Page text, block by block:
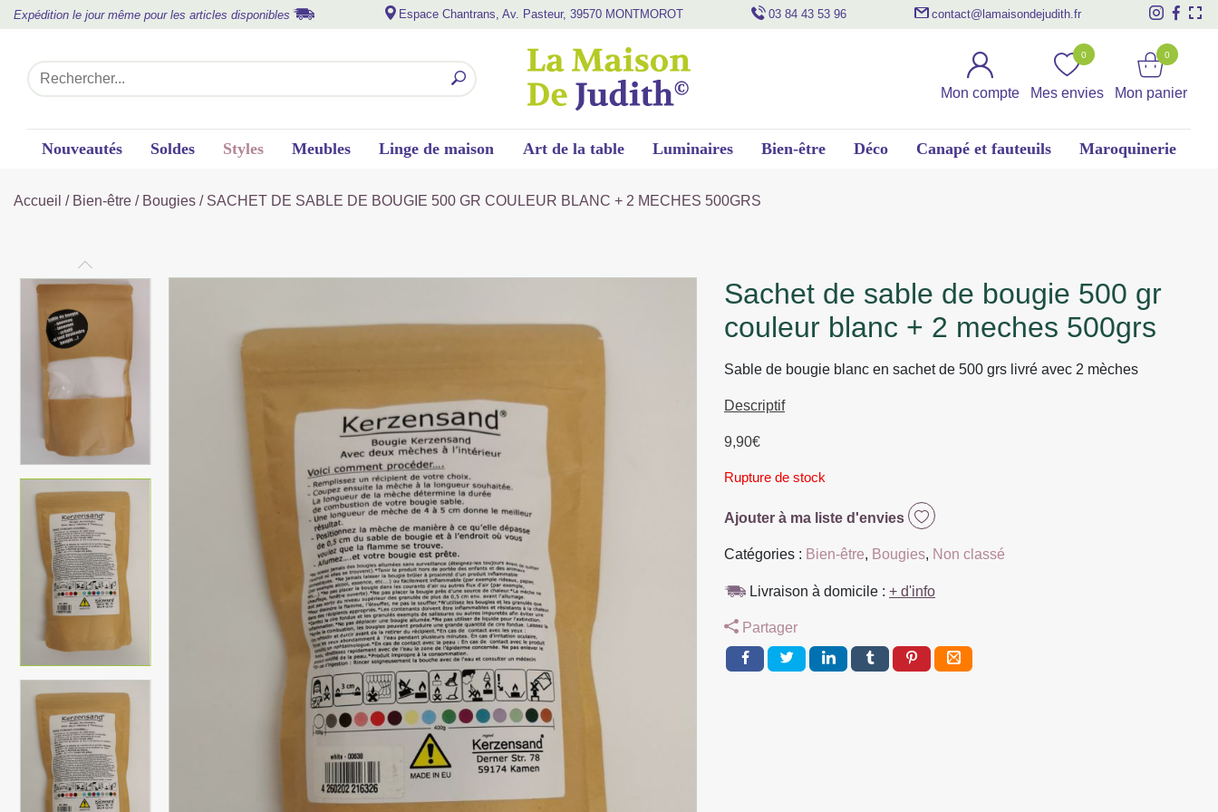
Expédition le jour même pour les articles disponibles Espace Chantrans, Av. Pasteur, 39570 MONTMOROT 03 84 43 53 96 contact@lamaisondejudith.fr
Mon compte Mes envies
0
Mon panier
0
Nouveautés Soldes Styles Meubles Linge de maison Art de la table Luminaires Bien-être Déco Canapé et fauteuils Maroquinerie
Accueil / Bien-être / Bougies / SACHET DE SABLE DE BOUGIE 500 GR COULEUR BLANC + 2 MECHES 500GRS
sachet de sable de bougie 500 gr
couleur blanc + 2 meches 500grs
Sable de bougie blanc en sachet de 500 grs livré avec 2 mèches
Descriptif
9,90€
Rupture de stock
Ajouter à ma liste d'envies
Catégories : Bien-être, Bougies, Non classé
Livraison à domicile : + d'info
Partager